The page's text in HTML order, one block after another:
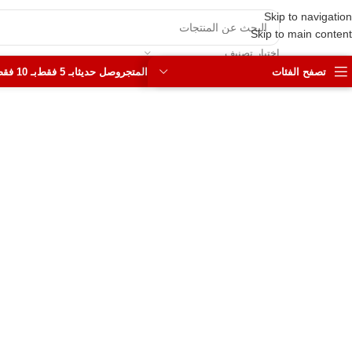
Skip to navigation
Skip to main content
اختيار تصنيف
تصفح الفئات المتجر وصل حديثابـ 5 فقط بـ 10 فقط